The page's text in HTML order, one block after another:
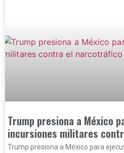
Trump presiona a México
incursiones militares
Trump presiona a México para